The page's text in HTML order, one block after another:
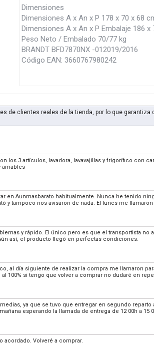
Dimensiones
Dimensiones A x An x P 178 x 70 x 68
Dimensiones A x An x P Embalaje 186 x
Peso Neto / Embalado 70/77 kg
BRANDT BFD7870NX -012019/2016
Código EAN: 3660767980242
de clientes reales de la tienda, por lo que garantiza
los 3 artículos, lavadora, lavavajillas y frigorífico con
amables
en Aunmasbarato habitualmente. Nunca he tenido
y tampoco nos avisaron de nada. El lunes me
y rápido. El único pero es que el transportista
así, el producto llegó en perfectas condiciones.
al día siguiente de realizar la compra me llamaron
100% si tengo que volver a comprar no dudaré en
ya que se tuvo que entregar en segundo
esperando la llamada de entrega de 12 00h a 15
acordado. Volveré a comprar.